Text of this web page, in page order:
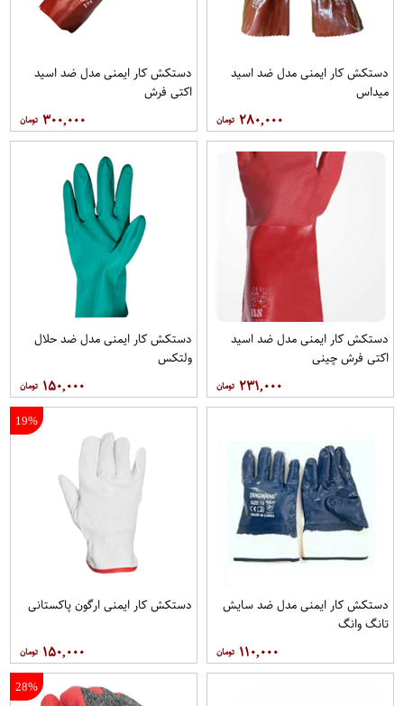
دستکش کار ایمنی مدل ضد اسید
میداس
۲۸۰,۰۰۰
دستکش کار ایمنی مدل ضد اسید
اکتی فرش
۳۰۰,۰۰۰
دستکش کار ایمنی مدل ضد اسید
اکتی فرش چینی
۲۳۱,۰۰۰
دستکش کار ایمنی مدل ضد حلال
ولتکس
۱۵۰,۰۰۰
دستکش کار ایمنی مدل ضد سایش
تانگ وانگ
۱۱۰,۰۰۰
19%
دستکش کار ایمنی ارگون پاکستانی
۱۵۰,۰۰۰
28%